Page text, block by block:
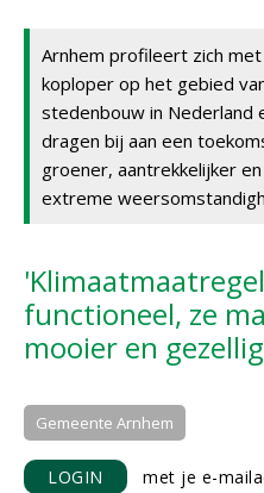
Arnhem profileert zich
koploper op het gebied
stedenbouw in Nederland
dragen bij aan een
groener, aantrekkelijker
extreme
functioneel, ze
mooier en
Gemeente Arnhem
LOGIN met je e-